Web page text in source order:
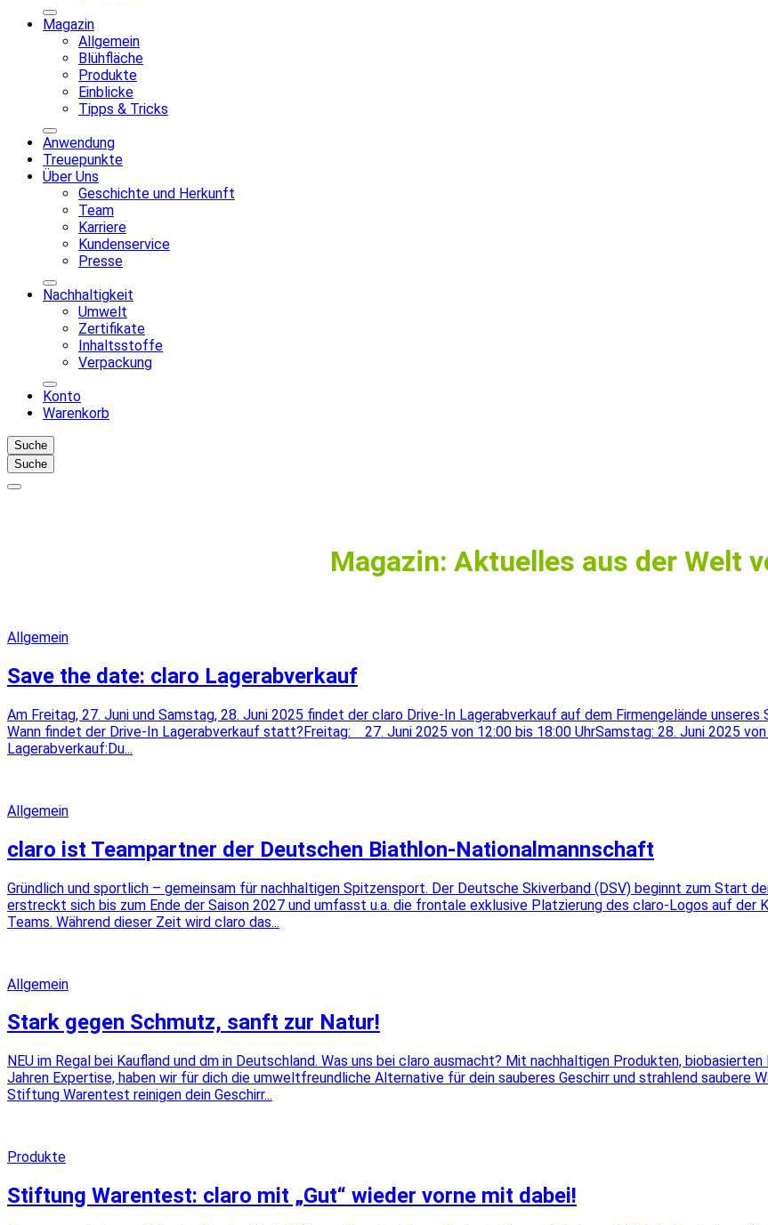
Magazin
Allgemein
Blühfläche
Produkte
Einblicke
Tipps & Tricks
Anwendung
Treuepunkte
Über Uns
Geschichte und Herkunft
Team
Karriere
Kundenservice
Presse
Nachhaltigkeit
Umwelt
Zertifikate
Inhaltsstoffe
Verpackung
Konto
Warenkorb
Suche
Suche
Magazin: Aktuelles aus der Welt
Allgemein
Save the date: claro Lagerabverkauf
Am Freitag, 27. Juni und Samstag, 28. Juni 2025 findet der claro Drive-In Lagerabverkauf auf dem Firmengelände
Wann findet der Drive-In Lagerabverkauf statt?Freitag: 27. Juni 2025 von 12:00 bis 18:00 UhrSamstag: 28. Juni 2025
Lagerabverkauf:Du...
Allgemein
claro ist Teampartner der Deutschen Biathlon-Nationalmannschaft
Gründlich und sportlich – gemeinsam für nachhaltigen Spitzensport. Der Deutsche Skiverband (DSV) beginnt zum Start
erstreckt sich bis zum Ende der Saison 2027 und umfasst u.a. die frontale exklusive Platzierung des claro-Logos auf
Teams. Während dieser Zeit wird claro das...
Allgemein
Stark gegen Schmutz, sanft zur Natur!
NEU im Regal bei Kaufland und dm in Deutschland. Was uns bei claro ausmacht? Mit nachhaltigen Produkten,
Jahren Expertise, haben wir für dich die umweltfreundliche Alternative für dein sauberes Geschirr und strahlend saubere
Stiftung Warentest reinigen dein Geschirr...
Produkte
Stiftung Warentest: claro mit „Gut“ wieder vorne mit dabei!